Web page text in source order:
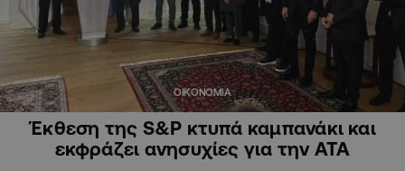
ΟΙΚΟΝΟΜΙΑ
Έκθεση της S&P κτυπά καμπανάκι και
εκφράζει ανησυχίες για την ΑΤΑ